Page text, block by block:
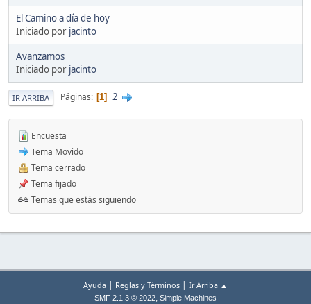
El Camino a día de hoy
Iniciado por jacinto
Avanzamos
Iniciado por jacinto
IR ARRIBA Páginas 1 2
Encuesta
Tema Movido
Tema cerrado
Tema fijado
Temas que estás siguiendo
Ayuda | Reglas y Términos | Ir Arriba ▲
SMF 2.1.3 © 2022, Simple Machines